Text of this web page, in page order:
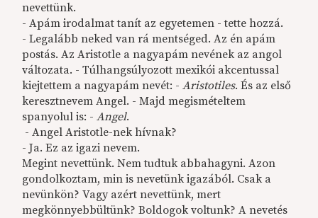
nevettünk.
- Apám irodalmat tanít az egyetemen - tette hozzá.
- Legalább neked van rá mentséged. Az én apám
postás. Az Aristotle a nagyapám nevének az angol
változata. - Túlhangsúlyozott mexikói akcentussal
kiejtettem a nagyapám nevét: -Aristotiles. És az első
keresztnevem Angel. - Majd megismételtem
spanyolul is: -Angel.
- Angel Aristotle-nek hívnak?
- Ja. Ez az igazi nevem.
Megint nevettünk. Nem tudtuk abbahagyni. Azon
gondolkoztam, min is nevetünk igazából. Csak a
nevünkön? Vagy azért nevettünk, mert
megkönnyebbültünk? Boldogok voltunk? A nevetés